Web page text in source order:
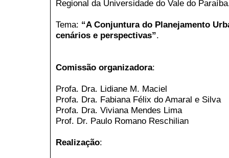
Regional da Universidade do Vale do
Tema: “A Conjuntura do Planejamento
cenários e perspectivas”.
Comissão organizadora:
Profa. Dra. Lidiane M. Maciel
Profa. Dra. Fabiana Félix do Amaral e Silva
Profa. Dra. Viviana Mendes Lima
Prof. Dr. Paulo Romano Reschilian
Realização: